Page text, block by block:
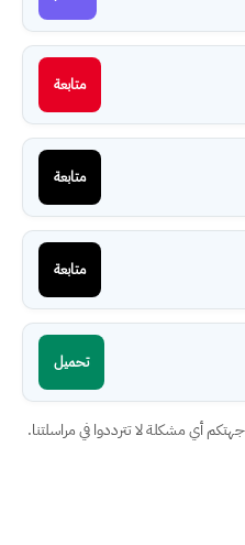
متابعة
متابعة
متابعة
تحميل
أي مشكلة لا تترددوا في مراسلتنا.